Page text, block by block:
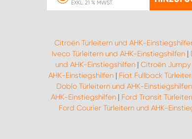
EXKL. 21 % MWST.
Citroën Türleitern und AHK-
Iveco Türleitern und AHK-Einstiegshilfen |
und AHK-Einstiegshilfen| Citroën Jumpy
AHK-Einstiegshilfen| Fiat Fullback
Doblo Türleitern und AHK-Einstiegshilfen
AHK-Einstiegshilfen | Ford Transit
Ford Courier Türleitern und AHK-